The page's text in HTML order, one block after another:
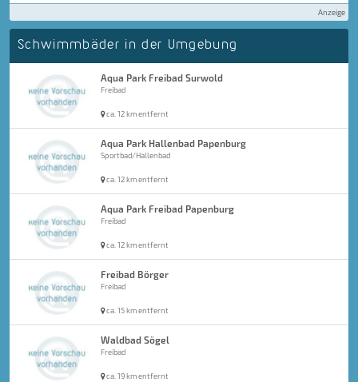
Anzeige
Schwimmbäder in der Umgebung
Aqua Park Freibad Surwold
Freibad
ca. 12 km entfernt
Aqua Park Hallenbad Papenburg
Sportbad/Hallenbad
ca. 12 km entfernt
Aqua Park Freibad Papenburg
Freibad
ca. 12 km entfernt
Freibad Börger
Freibad
ca. 15 km entfernt
Waldbad Sögel
Freibad
ca. 19 km entfernt